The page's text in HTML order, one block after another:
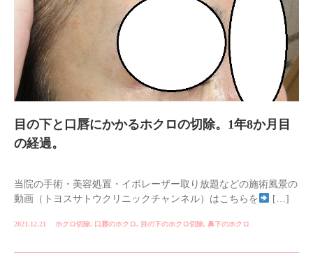
目の下と口唇にかかるホクロの切除。1年8か月目
の経過。
当院の手術・美容処置・イボレーザー取り放題などの施術風景の
動画（トヨスサトウクリニックチャンネル）はこちらを
[…]
2021.12.21 ホクロ切除, 口唇のホクロ, 目の下のホクロ切除, 鼻下のホクロ